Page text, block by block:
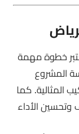
خطوة مهمة
المشروع
المثالية. كما
وتحسين الأداء